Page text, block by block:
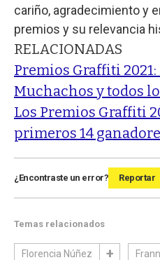
cariño, agradecimiento y
premios y su relevancia
RELACIONADAS
Premios Graffiti 2021:
Muchachos y todos
Los Premios Graffiti
primeros 14
¿Encontraste un error? Reportar
Temas relacionados
Florencia Núñez